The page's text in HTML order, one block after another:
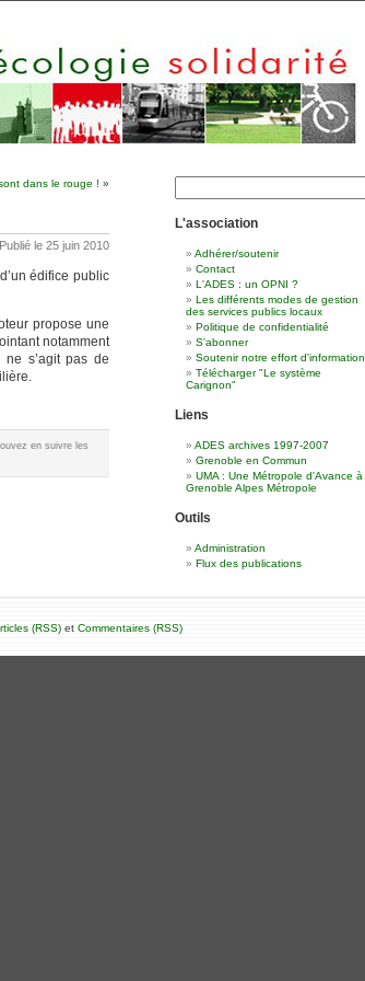
dans le rouge ! »
Publié le 25 juin 2010
édifice public
propose une
notamment
s’agit pas de
en suivre les
Rechercher
L'association
Adhérer/soutenir
Contact
L'ADES : un OPNI ?
Les différents modes de gestion
des services publics locaux
Politique de confidentialité
S'abonner
Soutenir notre effort d'information
Télécharger "Le système
Carignon"
Liens
ADES archives 1997-2007
Grenoble en Commun
UMA : Une Métropole d'Avance à
Grenoble Alpes Métropole
Outils
Administration
Flux des publications
(RSS) et Commentaires (RSS)